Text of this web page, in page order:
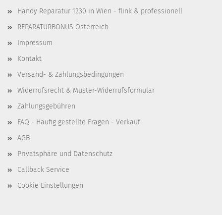
Handy Reparatur 1230 in Wien - flink & professionell
REPARATURBONUS Österreich
Impressum
Kontakt
Versand- & Zahlungsbedingungen
Widerrufsrecht & Muster-Widerrufsformular
Zahlungsgebühren
FAQ - Häufig gestellte Fragen - Verkauf
AGB
Privatsphäre und Datenschutz
Callback Service
Cookie Einstellungen